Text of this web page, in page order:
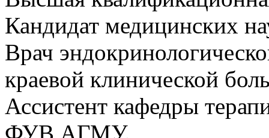
Кандидат медицинских
Врач
краевой клинической
Ассистент кафедры
ФУВ АГМУ.